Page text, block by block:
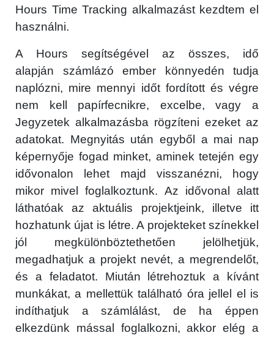
Hours Time Tracking alkalmazást kezdtem el
használni.
A Hours segítségével az összes, idő
alapján számlázó ember könnyedén tudja
naplózni, mire mennyi időt fordított és végre
nem kell papírfecnikre, excelbe, vagy a
Jegyzetek alkalmazásba rögzíteni ezeket az
adatokat. Megnyitás után egyből a mai nap
képernyője fogad minket, aminek tetején egy
idővonalon lehet majd visszanézni, hogy
mikor mivel foglalkoztunk. Az idővonal alatt
láthatóak az aktuális projektjeink, illetve itt
hozhatunk újat is létre. A projekteket színekkel
jól megkülönböztethetően jelölhetjük,
megadhatjuk a projekt nevét, a megrendelőt,
és a feladatot. Miután létrehoztuk a kívánt
munkákat, a mellettük található óra jellel el is
indíthatjuk a számlálást, de ha éppen
elkezdünk mással foglalkozni, akkor elég a